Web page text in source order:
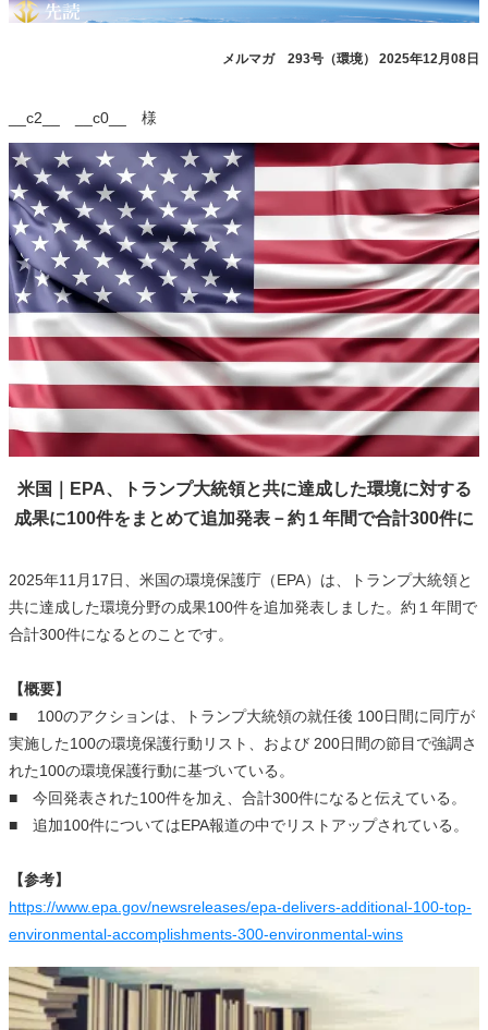
メルマガ 293号（環境） 2025年12月08日
__c2__ __c0__ 様
米国｜EPA、トランプ大統領と共に達成した環境に対する
成果に100件をまとめて追加発表－約１年間で合計300件に
2025年11月17日、米国の環境保護庁（EPA）は、トランプ大統領と
共に達成した環境分野の成果100件を追加発表しました。約１年間で
合計300件になるとのことです。
【概要】
■ 100のアクションは、トランプ大統領の就任後 100日間に同庁が
実施した100の環境保護行動リスト、および 200日間の節目で強調さ
れた100の環境保護行動に基づいている。
■ 今回発表された100件を加え、合計300件になると伝えている。
■ 追加100件についてはEPA報道の中でリストアップされている。
【参考】
https://www.epa.gov/newsreleases/epa-delivers-additional-100-top-
environmental-accomplishments-300-environmental-wins